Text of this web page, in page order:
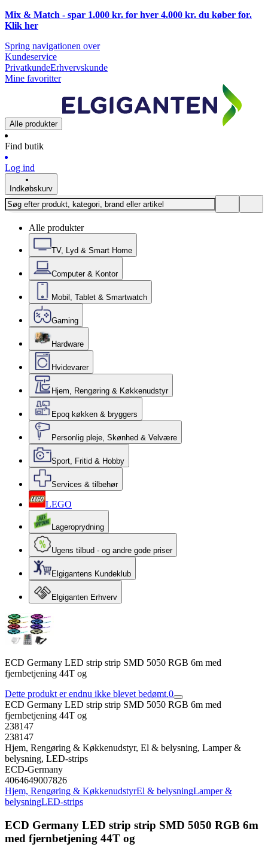
Mix & Match - spar 1.000 kr. for hver 4.000 kr. du køber for.
Klik her
Spring navigationen over
Kundeservice
PrivatkundeErhvervskunde
Mine favoritter
Alle produkter
Find butik
Log ind
Indkøbskurv
Alle produkter
TV, Lyd & Smart Home
Computer & Kontor
Mobil, Tablet & Smartwatch
Gaming
Hardware
Hvidevarer
Hjem, Rengøring & Køkkenudstyr
Epoq køkken & bryggers
Personlig pleje, Skønhed & Velvære
Sport, Fritid & Hobby
Services & tilbehør
LEGO
Lageroprydning
Ugens tilbud - og andre gode priser
Elgigantens Kundeklub
Elgiganten Erhverv
ECD Germany LED strip strip SMD 5050 RGB 6m med
fjernbetjening 44T og
Dette produkt er endnu ikke blevet bedømt.0
ECD Germany LED strip strip SMD 5050 RGB 6m med
fjernbetjening 44T og
238147
238147
Hjem, Rengøring & Køkkenudstyr, El & belysning, Lamper &
belysning, LED-strips
ECD-Germany
4064649007826
Hjem, Rengøring & KøkkenudstyrEl & belysningLamper &
belysningLED-strips
ECD Germany LED strip strip SMD 5050 RGB 6m
med fjernbetjening 44T og